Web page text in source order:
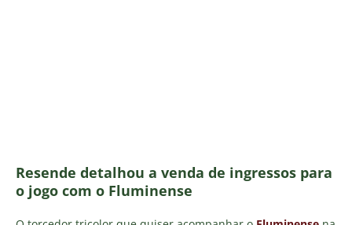
Resende detalhou a venda de ingressos para
o jogo com o Fluminense